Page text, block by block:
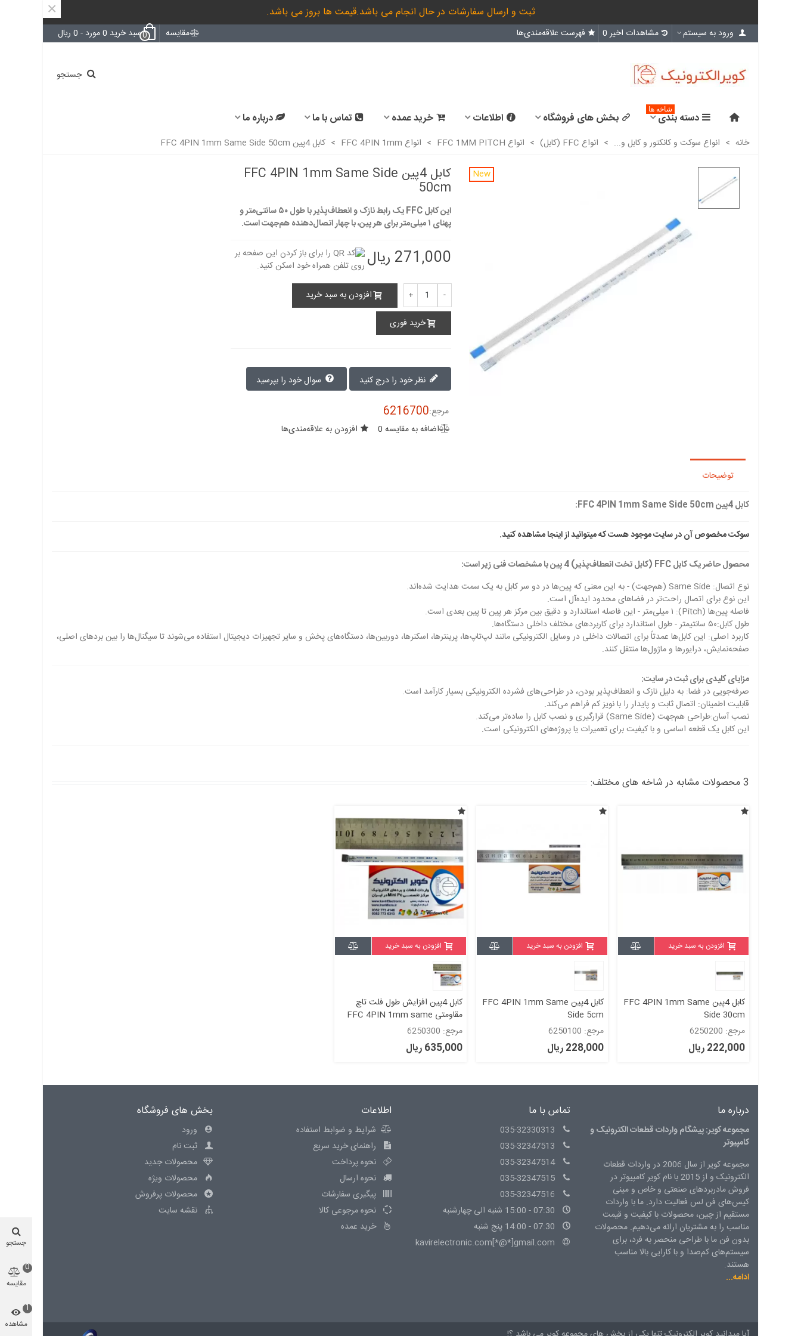
ثبت و ارسال سفارشات در حال انجام می باشد.قیمت ها بروز می باشد. ×
ورود به سیستم مشاهدات اخیر 0 فهرست علاقه‌مندی‌ها مقایسه 0سبد خرید 0مورد - 0 ریال
جستجو
دسته بندی
شاخه ها
بخش های فروشگاه اطلاعات خرید عمده تماس با ما درباره ما
خانه > انواع سوکت و کانکتور و کابل و... > انواع FFC (کابل) > انواع FFC 1MM PITCH > انواع FFC 4PIN 1mm > کابل 4پین FFC 4PIN 1mm Same Side 50cm
New کابل 4پین FFC 4PIN 1mm Same Side
50cm
این کابل FFC یک رابط نازک و انعطاف‌پذیر با طول ۵۰ سانتی‌متر و
پهنای ۱ میلی‌متر برای هر پین، با چهار اتصال‌دهنده هم‌جهت است.
271,000 ریال
-
+
افزودن به سبد خرید
خرید فوری
مرجع:6216700
اضافه به مقایسه 0 افزودن به علاقه‌مندی‌ها
توضیحات
کابل 4پین FFC 4PIN 1mm Same Side 50cm:
سوکت مخصوص آن در سایت موجود هست که میتوانید از اینجا مشاهده کنید.
محصول حاضر یک کابل FFC (کابل تخت انعطاف‌پذیر) 4 پین با مشخصات فنی زیر است:
نوع اتصال: Same Side (هم‌جهت) - به این معنی که پین‌ها در دو سر کابل به یک سمت هدایت شده‌اند.
این نوع برای اتصال راحت‌تر در فضاهای محدود ایده‌آل است.
فاصله پین‌ها (Pitch): ۱ میلی‌متر - این فاصله استاندارد و دقیق بین مرکز هر پین تا پین بعدی است.
طول کابل:۵۰ سانتیمتر - طول استاندارد برای کاربردهای مختلف داخلی دستگاه‌ها.
کاربرد اصلی: این کابل‌ها عمدتاً برای اتصالات داخلی در وسایل الکترونیکی مانند لپ‌تاپ‌ها، پرینترها، اسکنرها، دوربین‌ها، دستگاه‌های پخش و سایر تجهیزات دیجیتال استفاده می‌شوند تا سیگنال‌ها را بین بردهای اصلی،
صفحه‌نمایش، درایورها و ماژول‌ها منتقل کنند.
مزایای کلیدی برای ثبت در سایت:
صرفه‌جویی در فضا: به دلیل نازک و انعطاف‌پذیر بودن، در طراحی‌های فشرده الکترونیکی بسیار کارآمد است.
قابلیت اطمینان: اتصال ثابت و پایدار را با نویز کم فراهم می‌کند.
نصب آسان:طراحی هم‌جهت (Same Side) قرارگیری و نصب کابل را ساده‌تر می‌کند.
این کابل یک قطعه اساسی و با کیفیت برای تعمیرات یا پروژه‌های الکترونیکی است.
3 محصولات مشابه در شاخه های مختلف:
افزودن به سبد خرید
کابل 4پین FFC 4PIN 1mm Same
Side 30cm
مرجع: 6250200
222,000 ریال
افزودن به سبد خرید
کابل 4پین FFC 4PIN 1mm Same
Side 5cm
مرجع: 6250100
228,000 ریال
افزودن به سبد خرید
کابل 4پین افزایش طول فلت تاچ
مقاومتی FFC 4PIN 1mm same
side 10cm
مرجع: 6250300
635,000 ریال
درباره ما
مجموعه کویر: پیشگام واردات قطعات الکترونیک و
کامپیوتر
مجموعه کویر از سال 2006 در واردات قطعات
الکترونیک و از 2015 با نام کویر کامپیوتر در
فروش مادربردهای صنعتی و خاص و مینی
کیس‌های فن لس فعالیت دارد. ما با واردات
مستقیم از چین، محصولات با کیفیت و قیمت
مناسب را به مشتریان ارائه می‌دهیم. محصولات
بدون فن ما با طراحی منحصر به فرد، برای
سیستم‌های کم‌صدا و با کارایی بالا مناسب
هستند.
ادامه...
تماس با ما
035-32330313
035-32347513
035-32347514
035-32347515
035-32347516
07:30 - 15:00 شنبه الی چهارشنبه
07:30 - 14:00 پنج شنبه
kavirelectronic.com[*@*]gmail.com
اطلاعات
شرایط و ضوابط استفاده
راهنمای خرید سریع
نحوه پرداخت
نحوه ارسال
پیگیری سفارشات
نحوه مرجوعی کالا
خرید عمده
بخش های فروشگاه
ورود
ثبت نام
محصولات جدید
محصولات ویژه
محصولات پرفروش
نقشه سایت
جستجو
مقایسه
0
مشاهده
1